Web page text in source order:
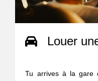
Louer
Tu arrives à la gare